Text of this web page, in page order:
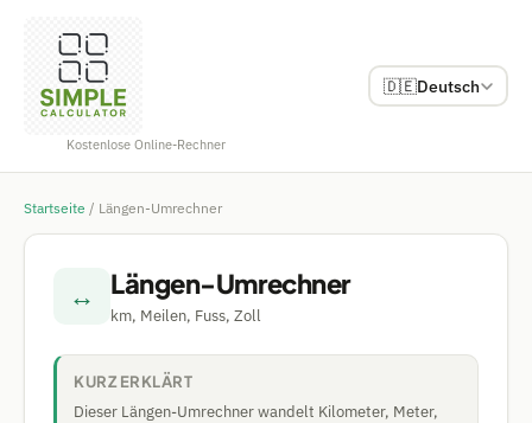
Kostenlose Online-Rechner
🇩🇪Deutsch
Startseite / Längen-Umrechner
↔ Längen-Umrechner
km, Meilen, Fuss, Zoll
KURZ ERKLÄRT
Dieser Längen-Umrechner wandelt Kilometer, Meter,